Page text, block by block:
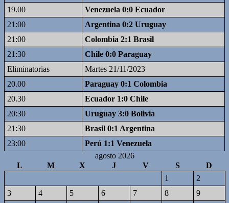
19.00
Venezuela 0:0 Ecuador
21:00
Argentina 0:2 Uruguay
21:00
Colombia 2:1 Brasil
21:30
Chile 0:0 Paraguay
Eliminatorias
Martes 21/11/2023
20.00
Paraguay 0:1 Colombia
20.30
Ecuador 1:0 Chile
20:30
Uruguay 3:0 Bolivia
21:30
Brasil 0:1 Argentina
23:00
Perú 1:1 Venezuela
agosto 2026
L
M X J V S
D
1
2
3
4 5 6 7 8
9